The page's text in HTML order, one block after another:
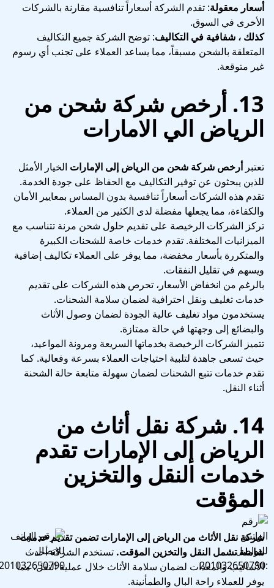
أسعار معقولة: تقدم الشركة أسعاراً تنافسية مقارنة بالشركات
الأخرى في السوق.
كذلك ، شفافية في التكاليف: توضح الشركة جميع التكاليف
المتعلقة بالشحن مسبقاً، مما يساعد العملاء على تجنب أي رسوم
غير متوقعة.
13. أرخص شركة شحن من
الرياض الي الامارات
تعتبرأرخص شركة شحن من الرياض إلى الإمارات الخيار الأمثل
للذين يبحثون عن توفير التكاليف مع الحفاظ على جودة الخدمة.
تقدم هذه الشركات أسعاراً تنافسية بدون المساس بمعايير الأمان
والكفاءة، مما يجعلها مفضلة لدى الكثير من العملاء.
تركز الشركات الرخيصة على تقديم حلول شحن مرنة تتناسب مع
الميزانيات المختلفة. تقدم خدمات خاصة للشحنات الكبيرة
والمتكررة بأسعار مخفضة، مما يوفر على العملاء تكاليف إضافية
ويسهم في تقليل النفقات.
بالرغم من انخفاض الأسعار، تحرص هذه الشركات على تقديم
خدمات تغليف ونقل احترافية لضمان سلامة الشحنات.
يستخدمون مواد تغليف عالية الجودة لضمان وصول الأثاث
والبضائع إلى وجهتها في حالة ممتازة.
تتميز الشركات الرخيصة بخدماتها السريعة ومرونة المواعيد،
حيث تسعى جاهدة لتلبية احتياجات العملاء بسرعة وفعالية. كما
تقدم خدمات تتبع الشحنات لضمان سهولة متابعة حالة الشحنة
أثناء النقل.
14. شركة نقل أثاث من
الرياض إلى الإمارات تقدم
خدمات النقل والتخزين
المؤقت
شركة نقل الأثاث من الرياض إلى الإمارات تضمن تقديم خدمات
شاملة تشمل النقل والتخزين المؤقت. تستخدم الشركة أحدث
الأساليب والمعدات لضمان سلامة الأثاث خلال عملية النقل، مما
يوفر للعملاء راحة البال والطمأنينة.